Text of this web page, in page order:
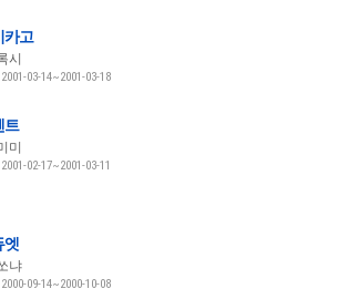
카고
시
2001-03-14~2001-03-18
트
미
2001-02-17~2001-03-11
엣
냐
2000-09-14~2000-10-08